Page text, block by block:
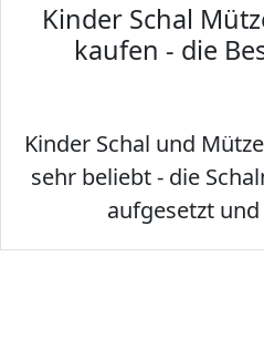
Kinder Schal
kaufen - die
Kinder Schal und
sehr beliebt - die
aufgesetzt